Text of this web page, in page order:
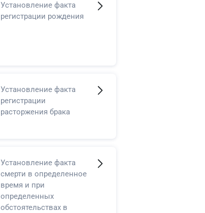
Установление факта
регистрации рождения
Установление факта
регистрации
расторжения брака
Установление факта
смерти в определенное
время и при
определенных
обстоятельствах в